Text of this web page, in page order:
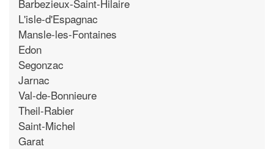
Barbezieux-Saint-Hilaire
L'isle-d'Espagnac
Mansle-les-Fontaines
Edon
Segonzac
Jarnac
Val-de-Bonnieure
Theil-Rabier
Saint-Michel
Garat